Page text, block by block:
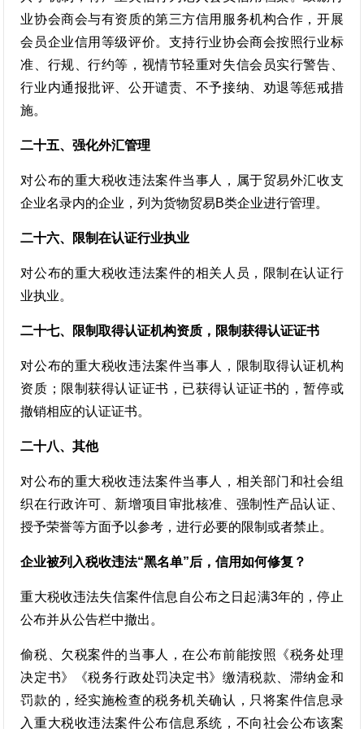
业协会商会与有资质的第三方信用服务机构合作，开展
会员企业信用等级评价。支持行业协会商会按照行业标
准、行规、行约等，视情节轻重对失信会员实行警告、
行业内通报批评、公开谴责、不予接纳、劝退等惩戒措
施。
二十五、强化外汇管理
对公布的重大税收违法案件当事人，属于贸易外汇收支
企业名录内的企业，列为货物贸易B类企业进行管理。
二十六、限制在认证行业执业
对公布的重大税收违法案件的相关人员，限制在认证行
业执业。
二十七、限制取得认证机构资质，限制获得认证证书
对公布的重大税收违法案件当事人，限制取得认证机构
资质；限制获得认证证书，已获得认证证书的，暂停或
撤销相应的认证证书。
二十八、其他
对公布的重大税收违法案件当事人，相关部门和社会组
织在行政许可、新增项目审批核准、强制性产品认证、
授予荣誉等方面予以参考，进行必要的限制或者禁止。
企业被列入税收违法“黑名单”后，信用如何修复？
重大税收违法失信案件信息自公布之日起满3年的，停止
公布并从公告栏中撤出。
偷税、欠税案件的当事人，在公布前能按照《税务处理
决定书》《税务行政处罚决定书》缴清税款、滞纳金和
罚款的，经实施检查的税务机关确认，只将案件信息录
入重大税收违法案件公布信息系统，不向社会公布该案